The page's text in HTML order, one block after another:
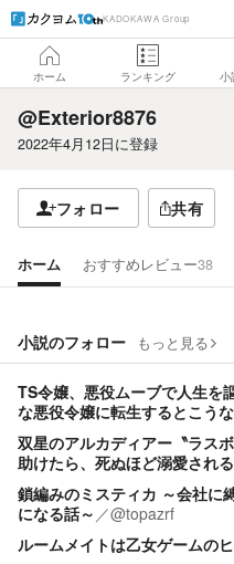
KADOKAWA Group
ホーム ランキング 小
@Exterior8876
2022年4月12日に登録
フォロー 共有
ホーム おすすめレビュー38
小説のフォロー もっと見る
TS令嬢、悪役ムーブで人生を
な悪役令嬢に転生するとこう
双星のアルカディアー〝ラス
助けたら、死ぬほど溺愛され
鎖編みのミスティカ ～会社に
になる話～ ／@topazrf
ルームメイトは乙女ゲームの